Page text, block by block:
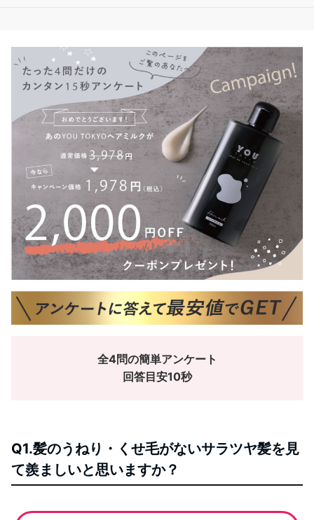
全4問の簡単アンケート
回答目安10秒
Q1.髪のうねり・くせ毛がないサラツヤ髪を見
て羨ましいと思いますか？